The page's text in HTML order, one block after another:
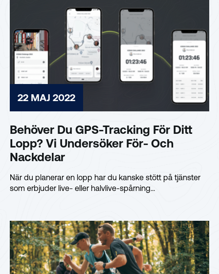
22 MAJ 2022
Behöver Du GPS-Tracking För Ditt
Lopp? Vi Undersöker För- Och
Nackdelar
När du planerar en lopp har du kanske stött på tjänster
som erbjuder live- eller halvlive-spårning...